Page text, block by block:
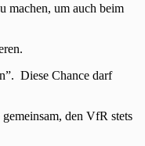
machen, um auch beim
Diese Chance darf
den VfR stets